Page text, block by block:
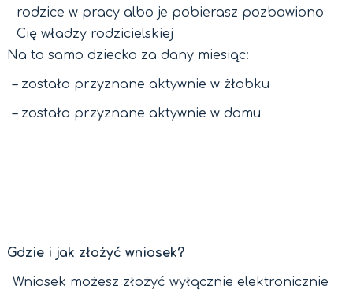
rodzice w pracy albo je pobierasz pozbawiono
Cię władzy rodzicielskiej
Na to samo dziecko za dany miesiąc:
– zostało przyznane aktywnie w żłobku
– zostało przyznane aktywnie w domu
Gdzie i jak złożyć wniosek?
Wniosek możesz złożyć wyłącznie elektronicznie